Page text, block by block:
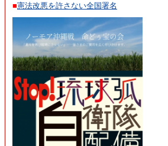
■憲法改悪を許さない全国署名